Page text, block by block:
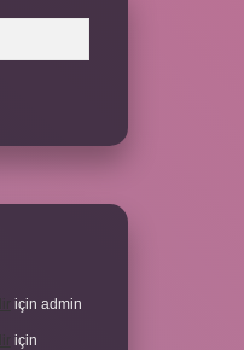
için admin
için